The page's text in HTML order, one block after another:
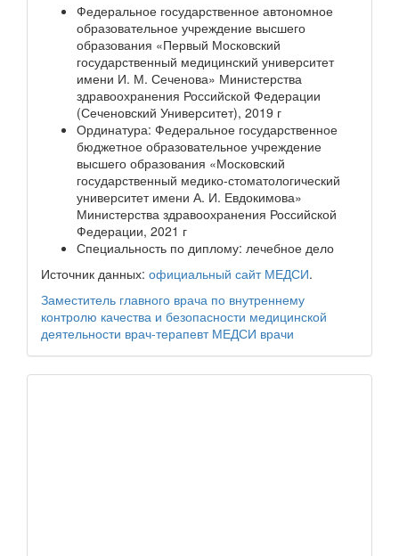
Федеральное государственное автономное
образовательное учреждение высшего
образования «Первый Московский
государственный медицинский университет
имени И. М. Сеченова» Министерства
здравоохранения Российской Федерации
(Сеченовский Университет), 2019 г
Ординатура: Федеральное государственное
бюджетное образовательное учреждение
высшего образования «Московский
государственный медико-стоматологический
университет имени А. И. Евдокимова»
Министерства здравоохранения Российской
Федерации, 2021 г
Специальность по диплому: лечебное дело
Источник данных: официальный сайт МЕДСИ.
Заместитель главного врача по внутреннему
контролю качества и безопасности медицинской
деятельности врач-терапевт МЕДСИ врачи